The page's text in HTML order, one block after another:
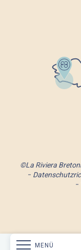
MENÜ
©La Riviera